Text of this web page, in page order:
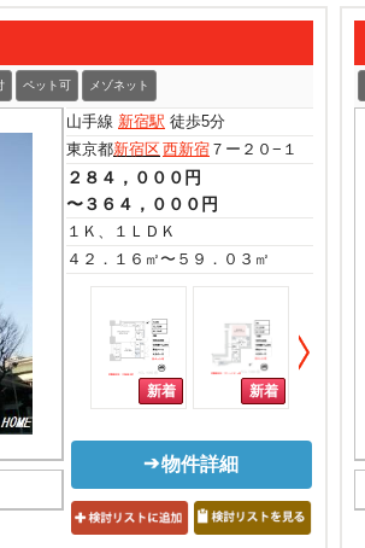
ペット可 メゾネット
山手線 新宿駅 徒歩5分
東京都新宿区西新宿 ７ー２０−１
２８４，０００円
〜３６４，０００円
１Ｋ、１ＬＤＫ
４２．１６㎡〜５９．０３㎡
物件詳細